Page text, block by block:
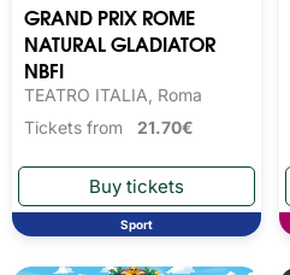
GRAND PRIX ROME
NATURAL GLADIATOR
NBFI
TEATRO ITALIA, Roma
Tickets from 21.70€
Sport